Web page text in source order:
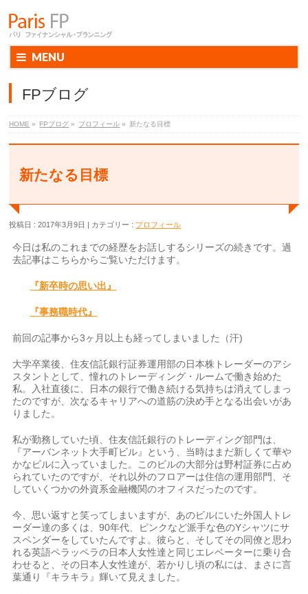
MENU
FPブログ
HOME » FPブログ » プロフィール » 新たなる目標
新たなる目標
投稿日 : 2017年3月9日 カテゴリー : プロフィール
今日は私のこれまでの経歴をお話しするシリーズの続きです。過
去記事はこちらからご覧いただけます。
『新卒時の思い出』
『事務職時代』
前回の記事から3ヶ月以上も経ってしまいました（汗)
大学卒業後、住友信託銀行証券運用部の日本株トレーダーのアシ
スタントとして、憧れのトレーディング・ルームで働き始めた
私。入社直後に、日本の銀行で働き続ける気持ちは消えてしまっ
たのですが、次なるキャリアへの道筋の決め手となる出会いがあ
りました。
私が勤務していた頃、住友信託銀行のトレーディング部門は、
『アーバンネット大手町ビル』という、当時はまだ新しくて華や
かなビルに入っていました。このビルの大部分は野村証券に占め
られていたのですが、それ以外のフロアーは住信の運用部門、そ
していくつかの外資系金融機関のオフィスだったのです。
今、思い返すと笑ってしまいますが、あのビルにいた外国人トレ
ーダー達の多くは、90年代、ピンクなど派手な色のYシャツにサ
スペンダーをしていたんですよ。彼らと、そしてその同僚と思わ
れる英語ペラッペラの日本人女性達と同じエレベーターに乗り合
わせると、その日本人女性達が、若かりし頃の私には、まさに言
葉通り『キラキラ』輝いて見えました。